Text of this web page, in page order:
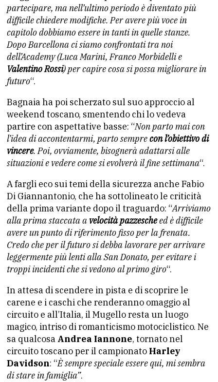
partecipare, ma nell’ultimo periodo è diventato più
difficile chiedere modifiche. Per avere più voce in
capitolo dobbiamo essere in tanti in quelle stanze.
Dopo Barcellona ci siamo confrontati tra noi
dell’Academy (Luca Marini, Franco Morbidelli e
Valentino Rossi) per capire cosa si possa migliorare in
futuro“.
Bagnaia ha poi scherzato sul suo approccio al
weekend toscano, smentendo chi lo vedeva
partire con aspettative basse: “Non parto mai con
l’idea di accontentarmi, parto semprecon l’obiettivo di
vincere. Poi, ovviamente, bisognerà adattarsi alle
situazioni e vedere come si evolverà il fine settimana“.
A fargli eco sui temi della sicurezza anche Fabio
Di Giannantonio, che ha sottolineato le criticità
della prima variante dopo il traguardo: “Arriviamo
alla prima staccata avelocità pazzescheed è difficile
avere un punto di riferimento fisso per la frenata.
Credo che per il futuro si debba lavorare per arrivare
leggermente più lenti alla San Donato, per evitare i
troppi incidenti che si vedono al primo giro“.
In attesa di scendere in pista e di scoprire le
carene e i caschi che renderanno omaggio al
circuito e all’Italia, il Mugello resta un luogo
magico, intriso di romanticismo motociclistico. Ne
sa qualcosa Andrea Iannone, tornato nel
circuito toscano per il campionato Harley
Davidson: “È sempre speciale essere qui, mi sembra
di stare in famiglia”.